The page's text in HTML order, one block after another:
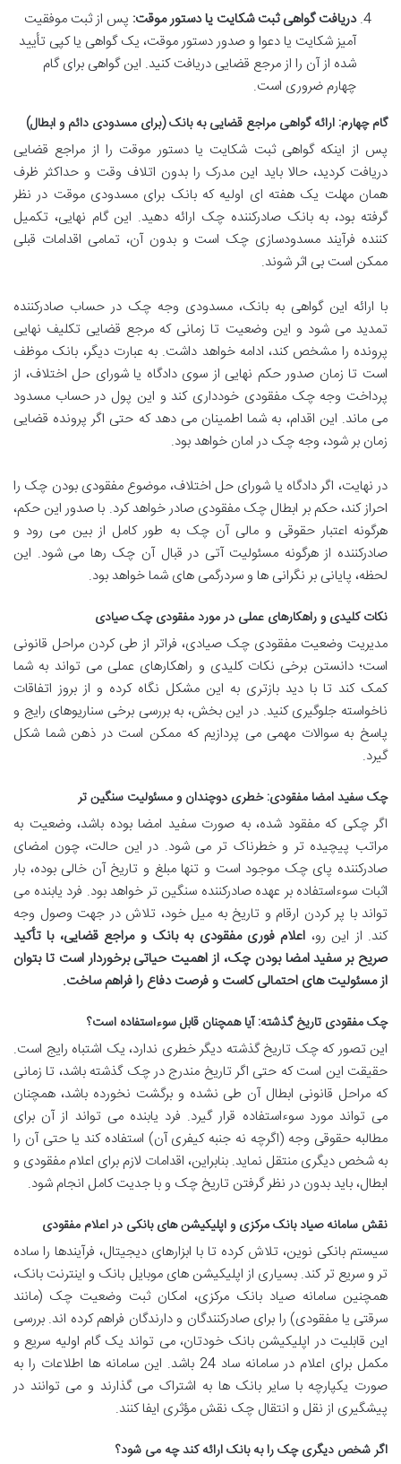
دریافت گواهی ثبت شکایت یا دستور موقت: پس از ثبت موفقیت
آمیز شکایت یا دعوا و صدور دستور موقت، یک گواهی یا کپی تأیید
شده از آن را از مرجع قضایی دریافت کنید. این گواهی برای گام
چهارم ضروری است.
گام چهارم: ارائه گواهی مراجع قضایی به بانک (برای مسدودی دائم و ابطال)
پس از اینکه گواهی ثبت شکایت یا دستور موقت را از مراجع قضایی
دریافت کردید، حالا باید این مدرک را بدون اتلاف وقت و حداکثر ظرف
همان مهلت یک هفته ای اولیه که بانک برای مسدودی موقت در نظر
گرفته بود، به بانک صادرکننده چک ارائه دهید. این گام نهایی، تکمیل
کننده فرآیند مسدودسازی چک است و بدون آن، تمامی اقدامات قبلی
ممکن است بی اثر شوند.
با ارائه این گواهی به بانک، مسدودی وجه چک در حساب صادرکننده
تمدید می شود و این وضعیت تا زمانی که مرجع قضایی تکلیف نهایی
پرونده را مشخص کند، ادامه خواهد داشت. به عبارت دیگر، بانک موظف
است تا زمان صدور حکم نهایی از سوی دادگاه یا شورای حل اختلاف، از
پرداخت وجه چک مفقودی خودداری کند و این پول در حساب مسدود
می ماند. این اقدام، به شما اطمینان می دهد که حتی اگر پرونده قضایی
زمان بر شود، وجه چک در امان خواهد بود.
در نهایت، اگر دادگاه یا شورای حل اختلاف، موضوع مفقودی بودن چک را
احراز کند، حکم بر ابطال چک مفقودی صادر خواهد کرد. با صدور این حکم،
هرگونه اعتبار حقوقی و مالی آن چک به طور کامل از بین می رود و
صادرکننده از هرگونه مسئولیت آتی در قبال آن چک رها می شود. این
لحظه، پایانی بر نگرانی ها و سردرگمی های شما خواهد بود.
نکات کلیدی و راهکارهای عملی در مورد مفقودی چک صیادی
مدیریت وضعیت مفقودی چک صیادی، فراتر از طی کردن مراحل قانونی
است؛ دانستن برخی نکات کلیدی و راهکارهای عملی می تواند به شما
کمک کند تا با دید بازتری به این مشکل نگاه کرده و از بروز اتفاقات
ناخواسته جلوگیری کنید. در این بخش، به بررسی برخی سناریوهای رایج و
پاسخ به سوالات مهمی می پردازیم که ممکن است در ذهن شما شکل
گیرد.
چک سفید امضا مفقودی: خطری دوچندان و مسئولیت سنگین تر
اگر چکی که مفقود شده، به صورت سفید امضا بوده باشد، وضعیت به
مراتب پیچیده تر و خطرناک تر می شود. در این حالت، چون امضای
صادرکننده پای چک موجود است و تنها مبلغ و تاریخ آن خالی بوده، بار
اثبات سوءاستفاده بر عهده صادرکننده سنگین تر خواهد بود. فرد یابنده می
تواند با پر کردن ارقام و تاریخ به میل خود، تلاش در جهت وصول وجه
کند. از این رو، اعلام فوری مفقودی به بانک و مراجع قضایی، با تأکید
صریح بر سفید امضا بودن چک، از اهمیت حیاتی برخوردار است تا بتوان
از مسئولیت های احتمالی کاست و فرصت دفاع را فراهم ساخت.
چک مفقودی تاریخ گذشته: آیا همچنان قابل سوءاستفاده است؟
این تصور که چک تاریخ گذشته دیگر خطری ندارد، یک اشتباه رایج است.
حقیقت این است که حتی اگر تاریخ مندرج در چک گذشته باشد، تا زمانی
که مراحل قانونی ابطال آن طی نشده و برگشت نخورده باشد، همچنان
می تواند مورد سوءاستفاده قرار گیرد. فرد یابنده می تواند از آن برای
مطالبه حقوقی وجه (اگرچه نه جنبه کیفری آن) استفاده کند یا حتی آن را
به شخص دیگری منتقل نماید. بنابراین، اقدامات لازم برای اعلام مفقودی و
ابطال، باید بدون در نظر گرفتن تاریخ چک و با جدیت کامل انجام شود.
نقش سامانه صیاد بانک مرکزی و اپلیکیشن های بانکی در اعلام مفقودی
سیستم بانکی نوین، تلاش کرده تا با ابزارهای دیجیتال، فرآیندها را ساده
تر و سریع تر کند. بسیاری از اپلیکیشن های موبایل بانک و اینترنت بانک،
همچنین سامانه صیاد بانک مرکزی، امکان ثبت وضعیت چک (مانند
سرقتی یا مفقودی) را برای صادرکنندگان و دارندگان فراهم کرده اند. بررسی
این قابلیت در اپلیکیشن بانک خودتان، می تواند یک گام اولیه سریع و
مکمل برای اعلام در سامانه ساد 24 باشد. این سامانه ها اطلاعات را به
صورت یکپارچه با سایر بانک ها به اشتراک می گذارند و می توانند در
پیشگیری از نقل و انتقال چک نقش مؤثری ایفا کنند.
اگر شخص دیگری چک را به بانک ارائه کند چه می شود؟